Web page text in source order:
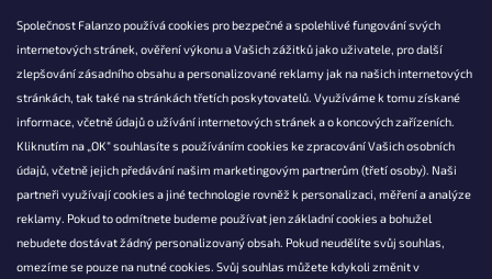
Společnost Falanzo používá cookies pro bezpečné a spolehlivé fungování svých
internetových stránek, ověření výkonu a Vašich zážitků jako uživatele, pro další
zlepšování zásadního obsahu a personalizované reklamy jak na našich internetových
stránkách, tak také na stránkách třetích poskytovatelů. Využíváme k tomu získané
informace, včetně údajů o užívání internetových stránek a o koncových zařízeních.
Kliknutím na „OK“ souhlasíte s používáním cookies ke zpracování Vašich osobních
údajů, včetně jejich předávání našim marketingovým partnerům (třetí osoby). Naši
partneři využívají cookies a jiné technologie rovněž k personalizaci, měření a analýze
reklamy. Pokud to odmítnete budeme používat jen základní cookies a bohužel
nebudete dostávat žádný personalizovaný obsah. Pokud neudělíte svůj souhlas,
omezíme se pouze na nutné cookies. Svůj souhlas můžete kdykoli změnit v
KONTAKT
info@falanzo.cz
Falanzo.cz
FalanzoCZ